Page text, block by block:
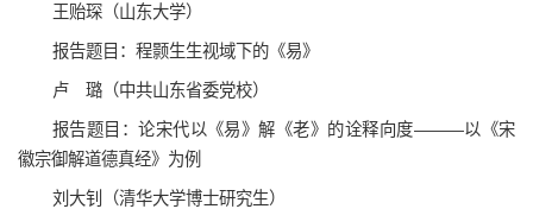
王贻琛（山东大学）
报告题目：程颢生生视域下的《易》
卢 璐（中共山东省委党校）
报告题目：论宋代以《易》解《老》的诠释向度———以《宋
徽宗御解道德真经》为例
刘大钊（清华大学博士研究生）